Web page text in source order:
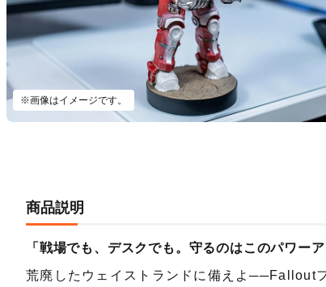
※画像はイメージです。
商品説明
「戦場でも、デスクでも。守るのはこのパワー
荒廃したウェイストランドに備えよ──Fallout